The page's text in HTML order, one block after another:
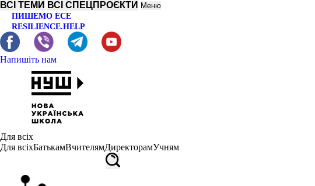
ВСІ ТЕМИ ВСІ СПЕЦПРОЄКТИ Меню
ПИШЕМО ЕСЕ
RESILIENCE.HELP
Напишіть нам
Для всіх
Для всіхБатькамВчителямДиректорамУчням